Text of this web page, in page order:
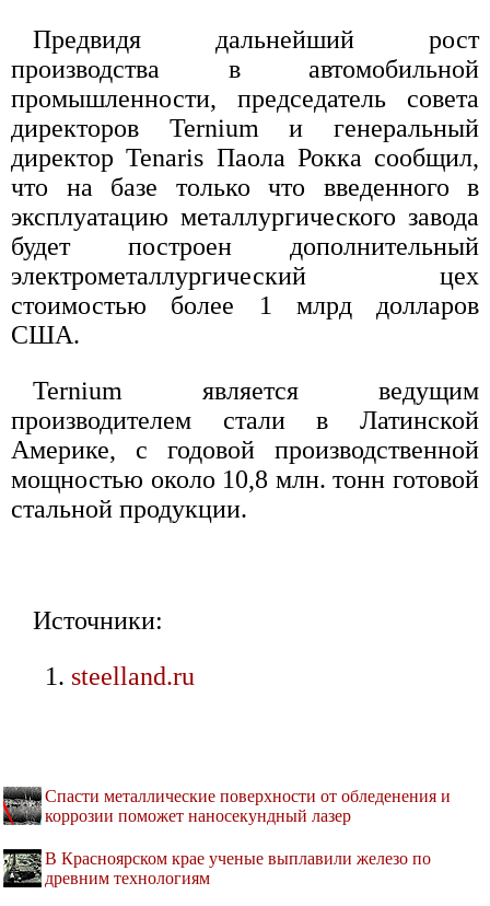
Предвидя дальнейший рост
производства в автомобильной
промышленности, председатель совета
директоров Ternium и генеральный
директор Tenaris Паола Рокка сообщил,
что на базе только что введенного в
эксплуатацию металлургического завода
будет построен дополнительный
электрометаллургический цех
стоимостью более 1 млрд долларов
США.
Ternium является ведущим
производителем стали в Латинской
Америке, с годовой производственной
мощностью около 10,8 млн. тонн готовой
стальной продукции.
Источники:
steelland.ru
Спасти металлические поверхности от обледенения и
коррозии поможет наносекундный лазер
В Красноярском крае ученые выплавили железо по
древним технологиям